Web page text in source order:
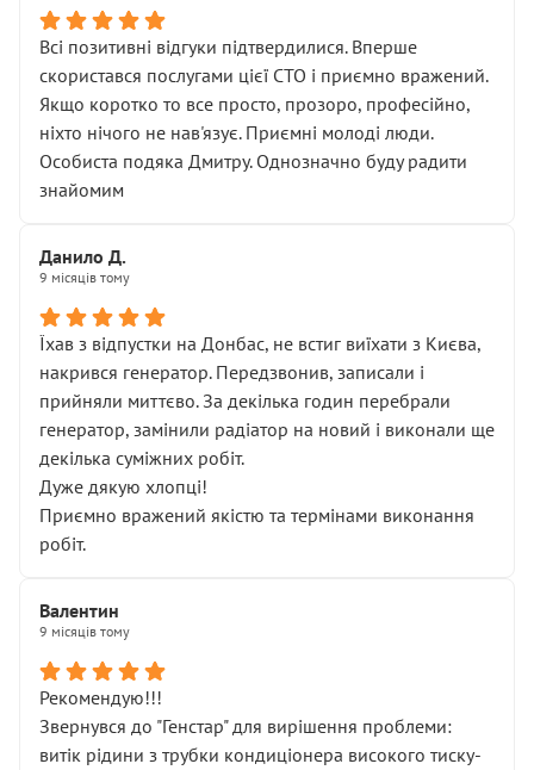
Всі позитивні відгуки підтвердилися. Вперше
скористався послугами цієї СТО і приємно вражений.
Якщо коротко то все просто, прозоро, професійно,
ніхто нічого не нав'язує. Приємні молоді люди.
Особиста подяка Дмитру. Однозначно буду радити
знайомим
Данило Д.
9 місяців тому
Їхав з відпустки на Донбас, не встиг виїхати з Києва,
накрився генератор. Передзвонив, записали і
прийняли миттєво. За декілька годин перебрали
генератор, замінили радіатор на новий і виконали ще
декілька суміжних робіт.
Дуже дякую хлопці!
Приємно вражений якістю та термінами виконання
робіт.
Валентин
9 місяців тому
Рекомендую!!!
Звернувся до "Генстар" для вирішення проблеми:
витік рідини з трубки кондиціонера високого тиску-